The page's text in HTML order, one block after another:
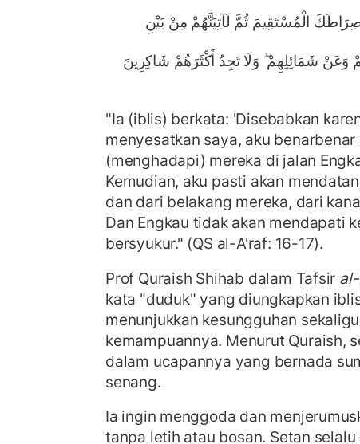
الْمُسْتَقِيمَ ثُمَّ لَآتِيَنَّهُمْ مِنْ بَيْنِ
وَعَنْ شَمَائِلِهِمْ ۖ وَلَا تَجِدُ أَكْثَرَهُمْ شَاكِرِينَ
"Ia (iblis) berkata: 'Disebabkan
menyesatkan saya, aku
(menghadapi) mereka di jalan
Kemudian, aku pasti akan
dan dari belakang mereka, dari
Dan Engkau tidak akan mendapati
bersyukur." (QS al-A'raf: 16-17).
Prof Quraish Shihab dalam Tafsir
kata "duduk" yang diungkapkan
menunjukkan kesungguhan
kemampuannya. Menurut Quraish,
dalam ucapannya yang bernada
senang.
Ia ingin menggoda dan
tanpa letih atau bosan. Setan